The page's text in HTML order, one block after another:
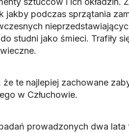
jakby podczas sprzątania
studni jako śmieci. Trafiły
że te najlepiej zachowane
w Człuchowie.
prowadzonych dwa lata